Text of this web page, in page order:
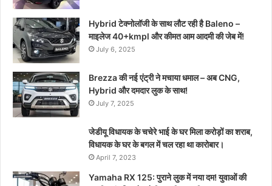
Hybrid टेक्नोलॉजी के साथ लौट रही है Baleno –
माइलेज 40+kmpl और कीमत आम आदमी की जेब में!
July 6, 2025
Brezza की नई एंट्री ने मचाया धमाल – अब CNG,
Hybrid और दमदार लुक के साथ!
July 7, 2025
जेडीयू विधायक के चचेरे भाई के घर मिला करोड़ों का शराब,
विधायक के घर के बगल में चल रहा था कारोबार।
April 7, 2023
Yamaha RX 125: पुराने लुक में नया दम! युवाओं की